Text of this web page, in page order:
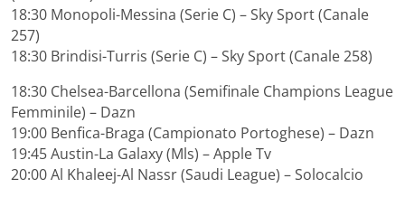
18:30 Monopoli-Messina (Serie C) – Sky Sport (Canale
257)
18:30 Brindisi-Turris (Serie C) – Sky Sport (Canale 258)
18:30 Chelsea-Barcellona (Semifinale Champions League
Femminile) – Dazn
19:00 Benfica-Braga (Campionato Portoghese) – Dazn
19:45 Austin-La Galaxy (Mls) – Apple Tv
20:00 Al Khaleej-Al Nassr (Saudi League) – Solocalcio